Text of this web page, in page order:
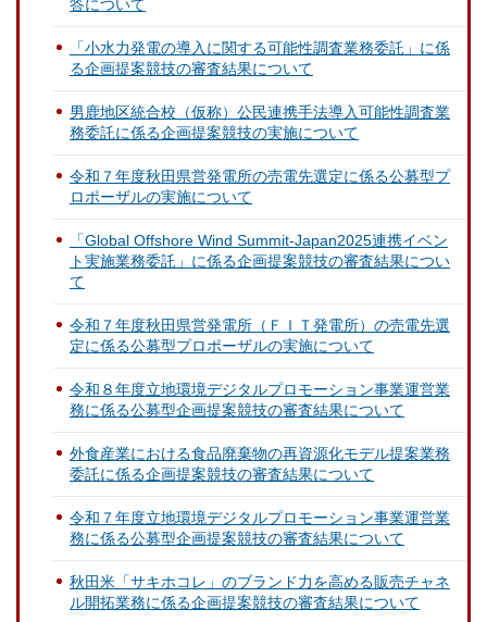
答について
「小水力発電の導入に関する可能性調査業務委託」に係
る企画提案競技の審査結果について
男鹿地区統合校（仮称）公民連携手法導入可能性調査業
務委託に係る企画提案競技の実施について
令和７年度秋田県営発電所の売電先選定に係る公募型プ
ロポーザルの実施について
「Global Offshore Wind Summit-Japan2025連携イベン
ト実施業務委託」に係る企画提案競技の審査結果につい
て
令和７年度秋田県営発電所（ＦＩＴ発電所）の売電先選
定に係る公募型プロポーザルの実施について
令和８年度立地環境デジタルプロモーション事業運営業
務に係る公募型企画提案競技の審査結果について
外食産業における食品廃棄物の再資源化モデル提案業務
委託に係る企画提案競技の審査結果について
令和７年度立地環境デジタルプロモーション事業運営業
務に係る公募型企画提案競技の審査結果について
秋田米「サキホコレ」のブランド力を高める販売チャネ
ル開拓業務に係る企画提案競技の審査結果について